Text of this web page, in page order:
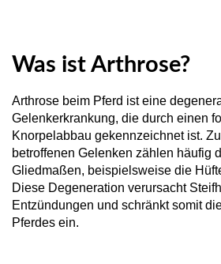
Was ist Arthrose?
Arthrose beim Pferd ist eine
Gelenkerkrankung, die durch einen
Knorpelabbau gekennzeichnet ist.
betroffenen Gelenken zählen häufig
Gliedmaßen, beispielsweise die
Diese Degeneration verursacht
Entzündungen und schränkt somit
Pferdes ein.